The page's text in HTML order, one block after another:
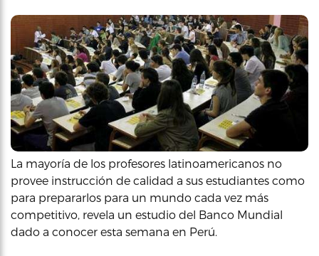
La mayoría de los profesores latinoamericanos no
provee instrucción de calidad a sus estudiantes como
para prepararlos para un mundo cada vez más
competitivo, revela un estudio del Banco Mundial
dado a conocer esta semana en Perú.